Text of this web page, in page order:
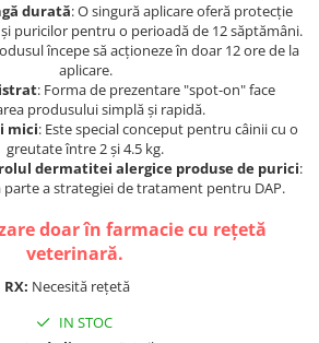
durată: O singură aplicare oferă protecție
puricilor pentru o perioadă de 12 săptămâni.
începe să acționeze în doar 12 ore de la
aplicare.
: Forma de prezentare "spot-on" face
produsului simplă și rapidă.
mici: Este special conceput pentru câinii cu o
greutate între 2 și 4.5 kg.
dermatitei alergice produse de purici:
parte a strategiei de tratament pentru DAP.
doar în farmacie cu rețetă
veterinară.
RX: Necesită rețetă
IN STOC